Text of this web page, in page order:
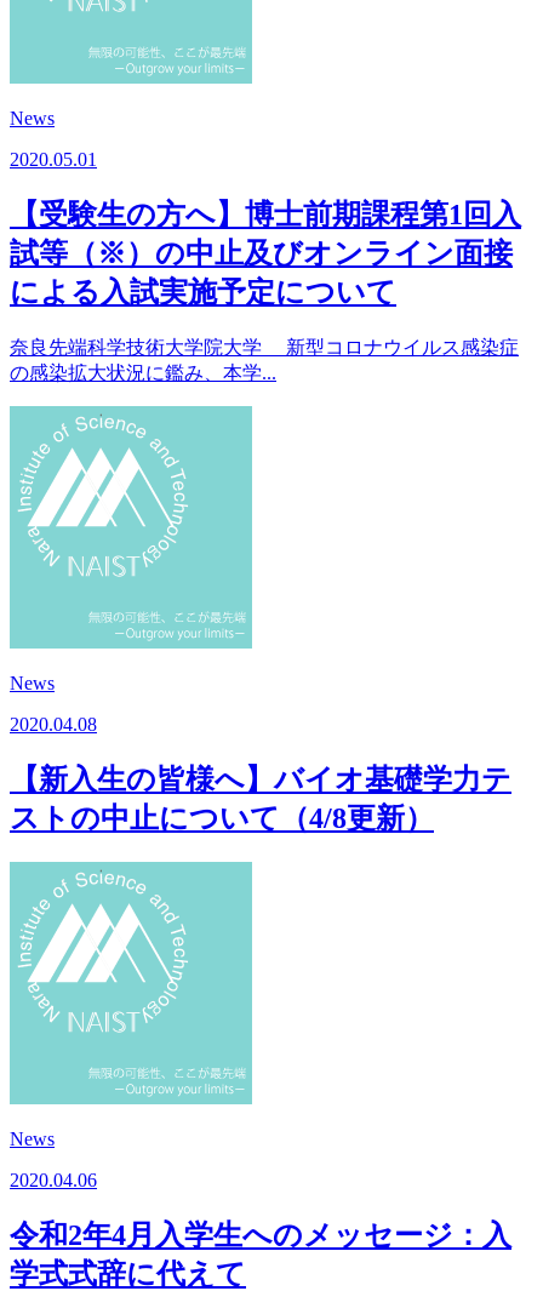
News
2020.05.01
【受験生の方へ】博士前期課程第1回入
試等（※）の中止及びオンライン面接
による入試実施予定について
奈良先端科学技術大学院大学 新型コロナウイルス感染症
の感染拡大状況に鑑み、本学...
News
2020.04.08
【新入生の皆様へ】バイオ基礎学力テ
ストの中止について（4/8更新）
News
2020.04.06
令和2年4月入学生へのメッセージ：入
学式式辞に代えて